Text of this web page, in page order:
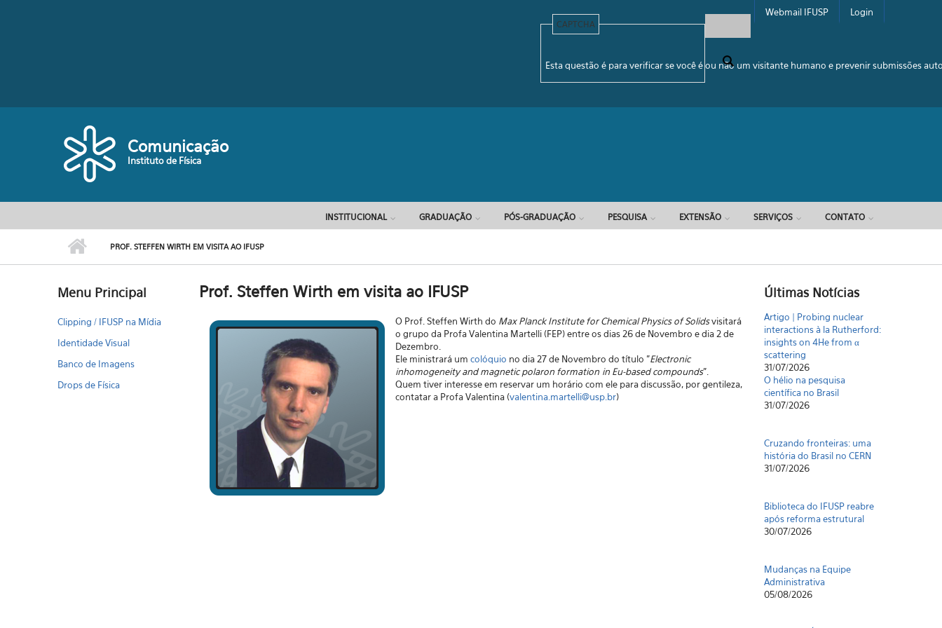
Formulário de busca
CAPTCHA
Esta questão é para verificar se você é ou não um visitante humano e prevenir submissões
Webmail IFUSP Login
Comunicação
Instituto de Física
INSTITUCIONAL GRADUAÇÃO PÓS-GRADUAÇÃO PESQUISA EXTENSÃO SERVIÇOS CONTATO
PROF. STEFFEN WIRTH EM VISITA AO IFUSP
Menu Principal
Clipping / IFUSP na Mídia
Identidade Visual
Banco de Imagens
Drops de Física
Prof. Steffen Wirth em visita ao IFUSP
O Prof. Steffen Wirth do Max Planck Institute for Chemical Physics of Solidsvisitará
o grupo da Profa Valentina Martelli (FEP) entre os dias 26 de Novembro e dia 2 de
Dezembro.
Ele ministrará um colóquio no dia 27 de Novembro do título "Electronic
inhomogeneity and magnetic polaron formation in Eu-based compounds".
Quem tiver interesse em reservar um horário com ele para discussão, por gentileza,
contatar a Profa Valentina (valentina.martelli@usp.br)
Últimas Notícias
Artigo | Probing nuclear
interactions à la Rutherford:
insights on 4He from α
scattering
31/07/2026
O hélio na pesquisa
científica no Brasil
31/07/2026
Cruzando fronteiras: uma
história do Brasil no CERN
31/07/2026
Biblioteca do IFUSP reabre
após reforma estrutural
30/07/2026
Mudanças na Equipe
Administrativa
05/08/2026